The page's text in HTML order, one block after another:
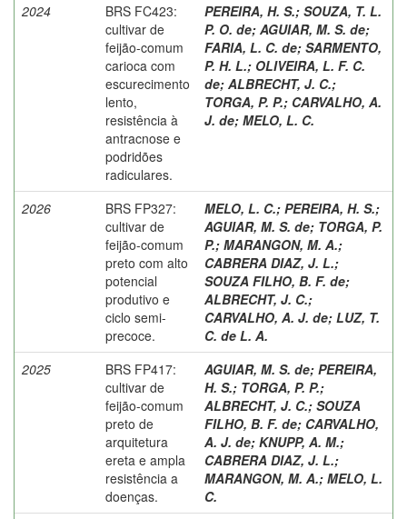
2024
BRS FC423:
cultivar de
feijão-comum
carioca com
escurecimento
lento,
resistência à
antracnose e
podridões
radiculares.
PEREIRA, H. S.; SOUZA, T. L.
P. O. de; AGUIAR, M. S. de;
FARIA, L. C. de; SARMENTO,
P. H. L.; OLIVEIRA, L. F. C.
de; ALBRECHT, J. C.;
TORGA, P. P.; CARVALHO, A.
J. de; MELO, L. C.
2026
BRS FP327:
cultivar de
feijão-comum
preto com alto
potencial
produtivo e
ciclo semi-
precoce.
MELO, L. C.; PEREIRA, H. S.;
AGUIAR, M. S. de; TORGA, P.
P.; MARANGON, M. A.;
CABRERA DIAZ, J. L.;
SOUZA FILHO, B. F. de;
ALBRECHT, J. C.;
CARVALHO, A. J. de; LUZ, T.
C. de L. A.
2025
BRS FP417:
cultivar de
feijão-comum
preto de
arquitetura
ereta e ampla
resistência a
doenças.
AGUIAR, M. S. de; PEREIRA,
H. S.; TORGA, P. P.;
ALBRECHT, J. C.; SOUZA
FILHO, B. F. de; CARVALHO,
A. J. de; KNUPP, A. M.;
CABRERA DIAZ, J. L.;
MARANGON, M. A.; MELO, L.
C.